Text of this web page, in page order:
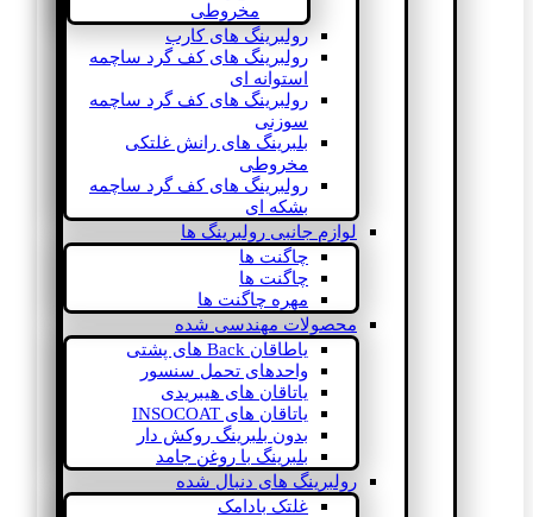
مخروطی
رولبرینگ های کارب
رولبرینگ های کف گرد ساچمه
استوانه ای
رولبرینگ های کف گرد ساچمه
سوزنی
بلبرینگ های رانش غلتکی
مخروطی
رولبرینگ های کف گرد ساچمه
بشکه ای
لوازم جانبی رولبرینگ ها
چاگنت ها
چاگنت ها
مهره چاگنت ها
محصولات مهندسی شده
یاطاقان Back های پشتی
واحدهای تحمل سنسور
یاتاقان های هیبریدی
یاتاقان های INSOCOAT
بدون بلبرینگ روکش دار
بلبرینگ با روغن جامد
رولبرینگ های دنبال شده
غلتک بادامک